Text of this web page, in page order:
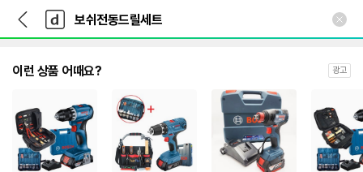
다
나
와
가
다
와
인
이런 상품 어때요? 광고